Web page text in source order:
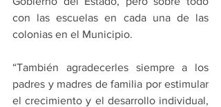
con las escuelas en cada una de las
colonias en el Municipio.
“También agradecerles siempre a los
padres y madres de familia por estimular
el crecimiento y el desarrollo individual,